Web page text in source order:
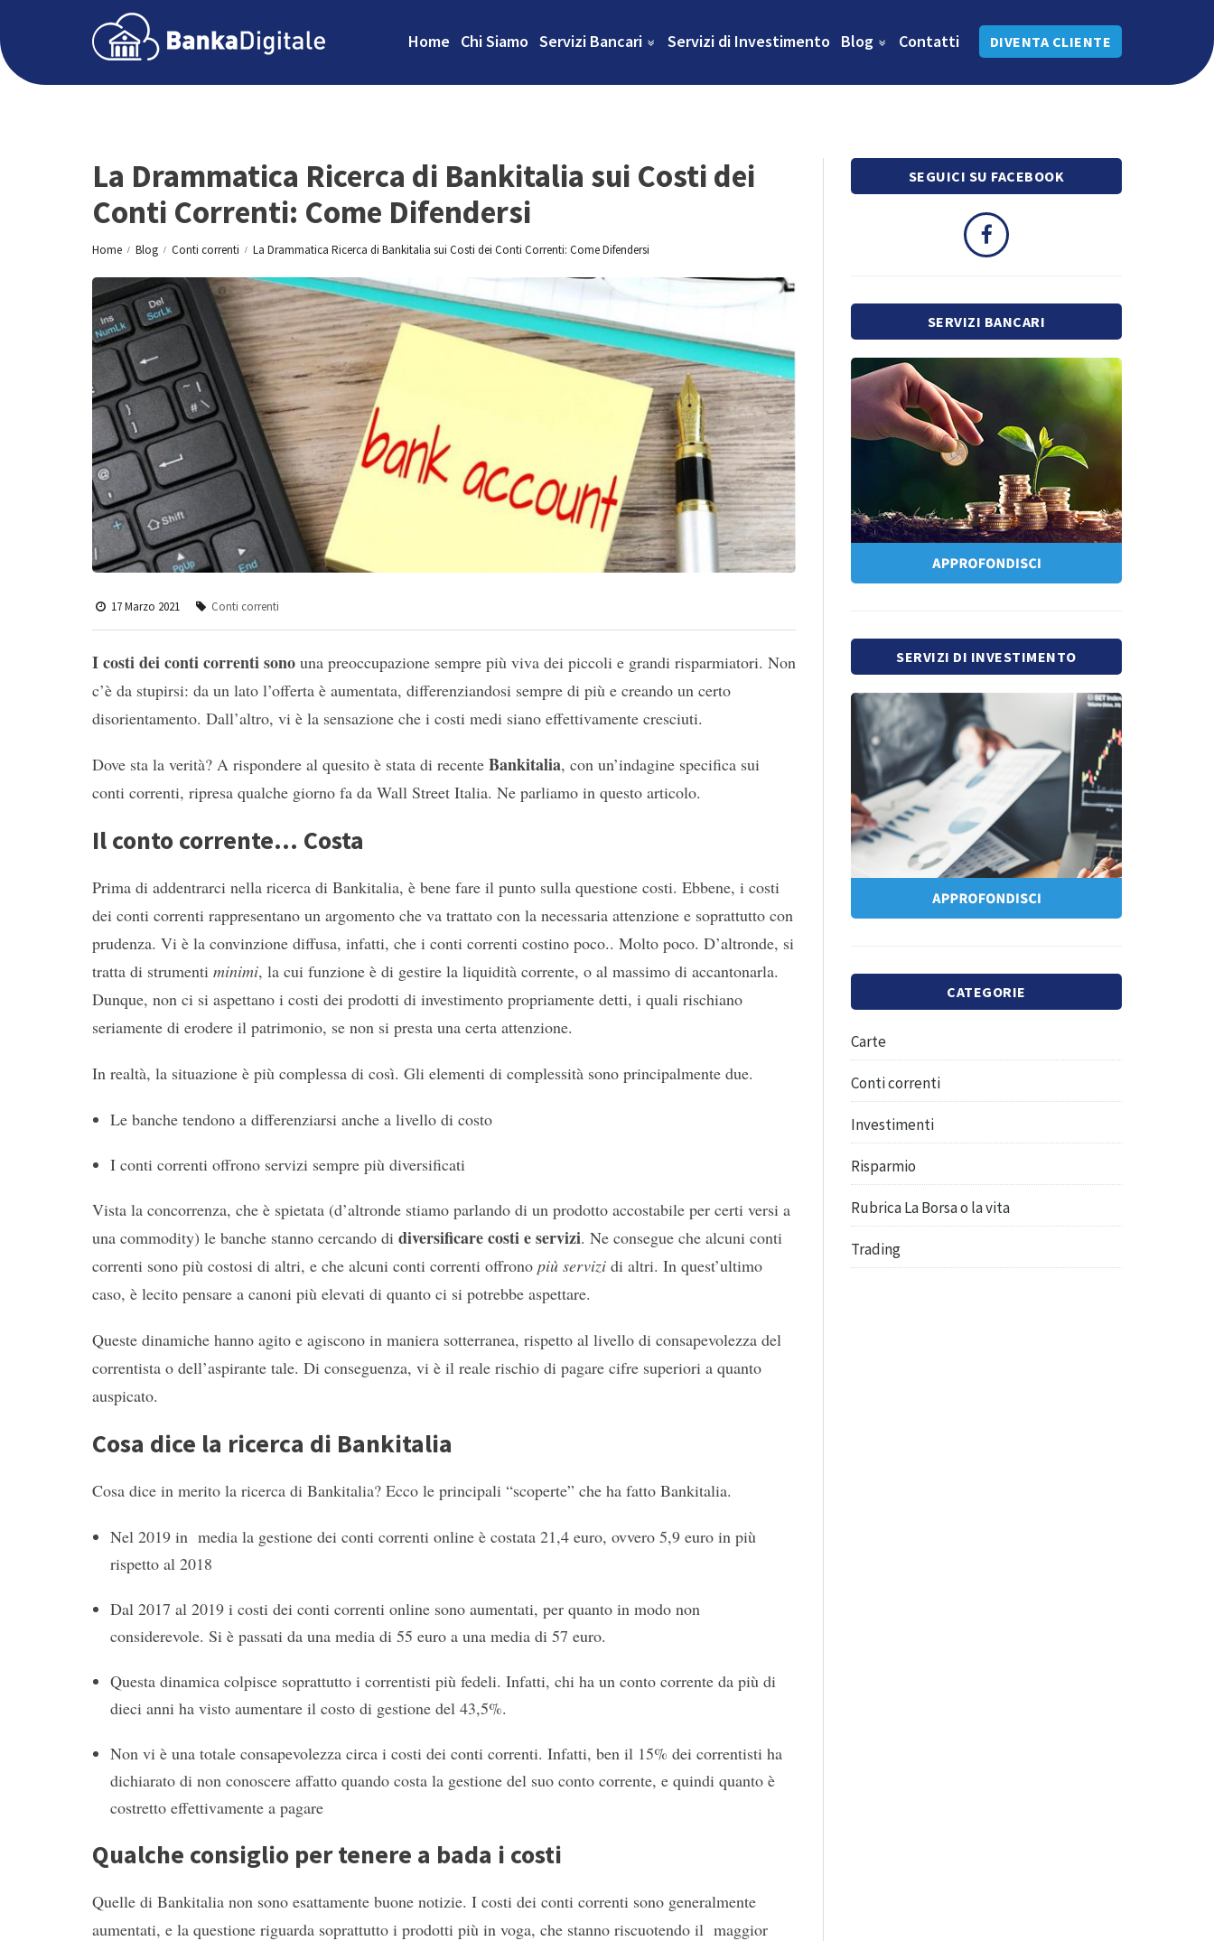
Home Chi Siamo Servizi Bancari Servizi di Investimento Blog Contatti DIVENTA CLIENTE
La Drammatica Ricerca di Bankitalia sui Costi dei
Conti Correnti: Come Difendersi
Home Blog Conti correnti La Drammatica Ricerca di Bankitalia sui Costi dei Conti Correnti: Come Difendersi
17 Marzo 2021 Conti correnti
I costi dei conti correnti sono una preoccupazione sempre più viva dei piccoli e grandi risparmiatori. Non
c’è da stupirsi: da un lato l’offerta è aumentata, differenziandosi sempre di più e creando un certo
disorientamento. Dall’altro, vi è la sensazione che i costi medi siano effettivamente cresciuti.
Dove sta la verità? A rispondere al quesito è stata di recente Bankitalia, con un’indagine specifica sui
conti correnti, ripresa qualche giorno fa da Wall Street Italia. Ne parliamo in questo articolo.
Il conto corrente… Costa
Prima di addentrarci nella ricerca di Bankitalia, è bene fare il punto sulla questione costi. Ebbene, i costi
dei conti correnti rappresentano un argomento che va trattato con la necessaria attenzione e soprattutto con
prudenza. Vi è la convinzione diffusa, infatti, che i conti correnti costino poco.. Molto poco. D’altronde, si
tratta di strumenti minimi, la cui funzione è di gestire la liquidità corrente, o al massimo di accantonarla.
Dunque, non ci si aspettano i costi dei prodotti di investimento propriamente detti, i quali rischiano
seriamente di erodere il patrimonio, se non si presta una certa attenzione.
In realtà, la situazione è più complessa di così. Gli elementi di complessità sono principalmente due.
Le banche tendono a differenziarsi anche a livello di costo
I conti correnti offrono servizi sempre più diversificati
Vista la concorrenza, che è spietata (d’altronde stiamo parlando di un prodotto accostabile per certi versi a
una commodity) le banche stanno cercando di diversificare costi e servizi. Ne consegue che alcuni conti
correnti sono più costosi di altri, e che alcuni conti correnti offrono più servizi di altri. In quest’ultimo
caso, è lecito pensare a canoni più elevati di quanto ci si potrebbe aspettare.
Queste dinamiche hanno agito e agiscono in maniera sotterranea, rispetto al livello di consapevolezza del
correntista o dell’aspirante tale. Di conseguenza, vi è il reale rischio di pagare cifre superiori a quanto
auspicato.
Cosa dice la ricerca di Bankitalia
Cosa dice in merito la ricerca di Bankitalia? Ecco le principali “scoperte” che ha fatto Bankitalia.
Nel 2019 in media la gestione dei conti correnti online è costata 21,4 euro, ovvero 5,9 euro in più
rispetto al 2018
Dal 2017 al 2019 i costi dei conti correnti online sono aumentati, per quanto in modo non
considerevole. Si è passati da una media di 55 euro a una media di 57 euro.
Questa dinamica colpisce soprattutto i correntisti più fedeli. Infatti, chi ha un conto corrente da più di
dieci anni ha visto aumentare il costo di gestione del 43,5%.
Non vi è una totale consapevolezza circa i costi dei conti correnti. Infatti, ben il 15% dei correntisti ha
dichiarato di non conoscere affatto quando costa la gestione del suo conto corrente, e quindi quanto è
costretto effettivamente a pagare
Qualche consiglio per tenere a bada i costi
Quelle di Bankitalia non sono esattamente buone notizie. I costi dei conti correnti sono generalmente
aumentati, e la questione riguarda soprattutto i prodotti più in voga, che stanno riscuotendo il maggior
SEGUICI SU FACEBOOK
SERVIZI BANCARI
SERVIZI DI INVESTIMENTO
CATEGORIE
Carte
Conti correnti
Investimenti
Risparmio
Rubrica La Borsa o la vita
Trading